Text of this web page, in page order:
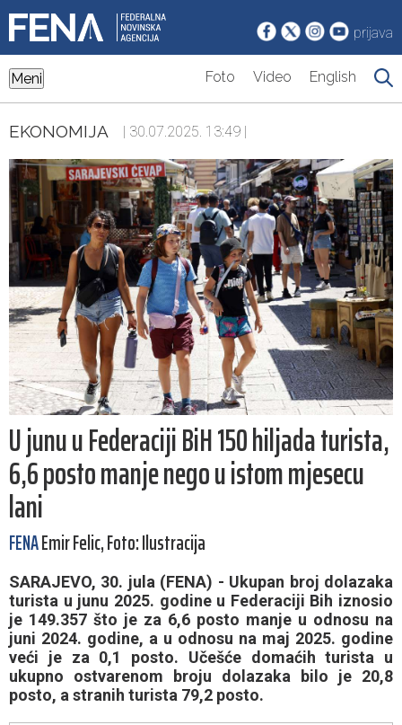
prijava
Meni Foto Video English
EKONOMIJA | 30.07.2025. 13:49 |
U junu u Federaciji BiH 150 hiljada turista,
6,6 posto manje nego u istom mjesecu
lani
FENAEmir Felic, Foto: Ilustracija
SARAJEVO, 30. jula (FENA) - Ukupan broj dolazaka
turista u junu 2025. godine u Federaciji Bih iznosio
je 149.357 što je za 6,6 posto manje u odnosu na
juni 2024. godine, a u odnosu na maj 2025. godine
veći je za 0,1 posto. Učešće domaćih turista u
ukupno ostvarenom broju dolazaka bilo je 20,8
posto, a stranih turista 79,2 posto.